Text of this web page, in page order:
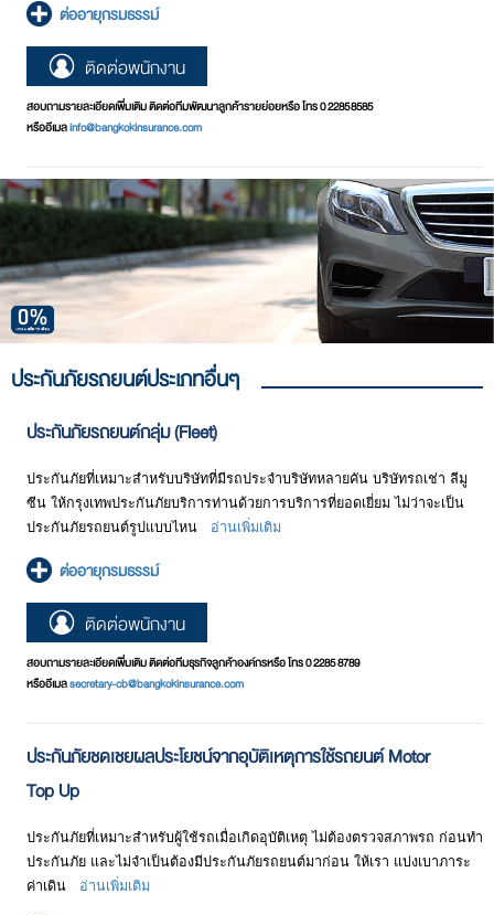
ต่ออายุกรมธรรม์
ติดต่อพนักงาน
สอบถามรายละเอียดเพิ่มเติม ติดต่อทีมพัฒนาลูกค้ารายย่อยหรือ โทร 0 2285 8585
หรืออีเมลinfo@bangkokinsurance.com
ประกันภัยรถยนต์ประเภทอื่นๆ
ประกันภัยรถยนต์กลุ่ม (Fleet)
ประกันภัยที่เหมาะสำหรับบริษัทที่มีรถประจำบริษัทหลายคัน บริษัทรถเช่า ลีมู
ซีน ให้กรุงเทพประกันภัยบริการท่านด้วยการบริการที่ยอดเยี่ยม ไม่ว่าจะเป็น
ประกันภัยรถยนต์รูปแบบไหน
อ่านเพิ่มเติม
ต่ออายุกรมธรรม์
ติดต่อพนักงาน
สอบถามรายละเอียดเพิ่มเติม ติดต่อทีมธุรกิจลูกค้าองค์กรหรือ โทร 0 2285 8789
หรืออีเมลsecretary-cb@bangkokinsurance.com
ประกันภัยชดเชยผลประโยชน์จากอุบัติเหตุการใช้รถยนต์ Motor
Top Up
ประกันภัยที่เหมาะสำหรับผู้ใช้รถเมื่อเกิดอุบัติเหตุ ไม่ต้องตรวจสภาพรถ ก่อนทำ
ประกันภัย และไม่จำเป็นต้องมีประกันภัยรถยนต์มาก่อน ให้เรา แบ่งเบาภาระ
ค่าเดิน
อ่านเพิ่มเติม